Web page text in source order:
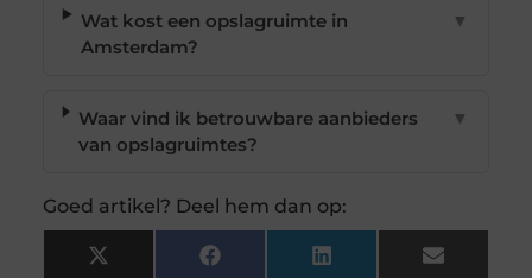
Wat kost een opslagruimte in
Amsterdam?
▼
Waar vind ik betrouwbare aanbieders
van opslagruimtes?
▼
Goed artikel? Deel hem dan op:
X Facebook LinkedIn Email